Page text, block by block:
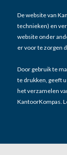
De website van
technieken) en
website onder
er voor te zorgen
Door gebruik te
te drukken, geeft
het verzamelen
KantoorKompas.